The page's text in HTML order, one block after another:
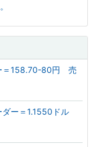
＝158.70-80円 売
ダー＝1.1550ドル